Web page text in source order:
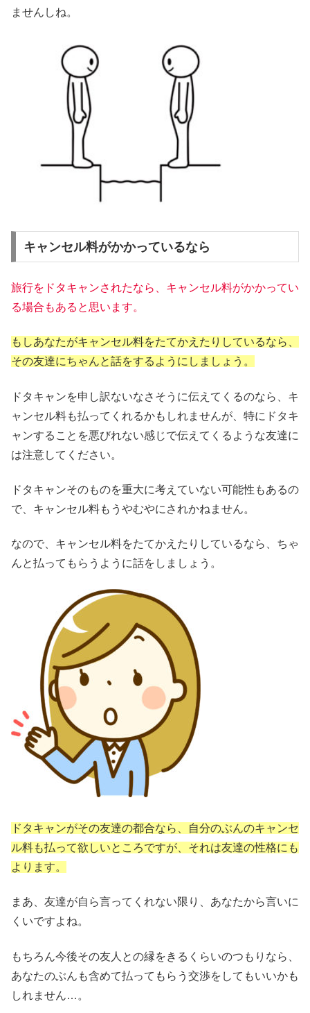
ませんしね。
キャンセル料がかかっているなら
旅行をドタキャンされたなら、キャンセル料がかかってい
る場合もあると思います。
もしあなたがキャンセル料をたてかえたりしているなら、
その友達にちゃんと話をするようにしましょう。
ドタキャンを申し訳ないなさそうに伝えてくるのなら、キ
ャンセル料も払ってくれるかもしれませんが、特にドタキ
ャンすることを悪びれない感じで伝えてくるような友達に
は注意してください。
ドタキャンそのものを重大に考えていない可能性もあるの
で、キャンセル料もうやむやにされかねません。
なので、キャンセル料をたてかえたりしているなら、ちゃ
んと払ってもらうように話をしましょう。
ドタキャンがその友達の都合なら、自分のぶんのキャンセ
ル料も払って欲しいところですが、それは友達の性格にも
よります。
まあ、友達が自ら言ってくれない限り、あなたから言いに
くいですよね。
もちろん今後その友人との縁をきるくらいのつもりなら、
あなたのぶんも含めて払ってもらう交渉をしてもいいかも
しれません…。